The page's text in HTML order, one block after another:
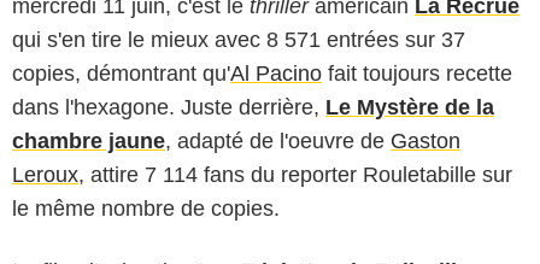
mercredi 11 juin, c'est le thrilleraméricain La Recrue
qui s'en tire le mieux avec 8 571 entrées sur 37
copies, démontrant qu'Al Pacino fait toujours recette
dans l'hexagone. Juste derrière, Le Mystère de la
chambre jaune, adapté de l'oeuvre de Gaston
Leroux, attire 7 114 fans du reporter Rouletabille sur
le même nombre de copies.